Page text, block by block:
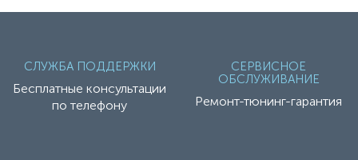
СЛУЖБА ПОДДЕРЖКИ
Бесплатные консультации
по телефону
СЕРВИСНОЕ
ОБСЛУЖИВАНИЕ
Ремонт-тюнинг-гарантия